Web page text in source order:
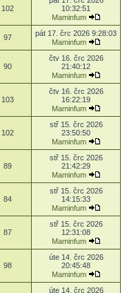
102
10:32:51
Maminfum
97
pát 17. črc 2026 9:28:03
Maminfum
90
čtv 16. črc 2026
21:40:12
Maminfum
103
čtv 16. črc 2026
16:22:19
Maminfum
102
stř 15. črc 2026
23:50:50
Maminfum
89
stř 15. črc 2026
21:42:29
Maminfum
84
stř 15. črc 2026
14:15:33
Maminfum
87
stř 15. črc 2026
12:31:08
Maminfum
98
úte 14. črc 2026
20:45:48
Maminfum
úte 14. črc 2026